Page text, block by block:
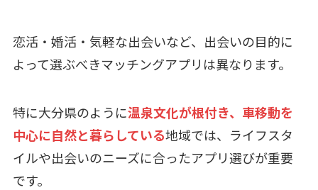
恋活・婚活・気軽な出会いなど、出会いの目的に
よって選ぶべきマッチングアプリは異なります。
特に大分県のように温泉文化が根付き、車移動を
中心に自然と暮らしている地域では、ライフスタ
イルや出会いのニーズに合ったアプリ選びが重要
です。